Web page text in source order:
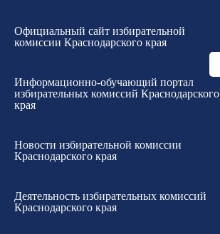
Официальный сайт избирательной
комиссии Краснодарского края
Информационно-обучающий портал
избирательных комиссий Краснодарского
края
Новости избирательной комиссии
Краснодарского края
Деятельность избирательных комиссий
Краснодарского края